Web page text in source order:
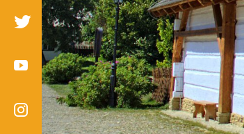
Twitter
Youtube
Instagram